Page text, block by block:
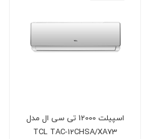
اسپیلت 12000 تی سی ال مدل
TCL TAC-12CHSA/XA73